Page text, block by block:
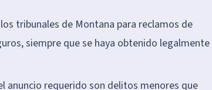
tribunales de Montana para reclamos de
siempre que se haya obtenido legalmente
anuncio requerido son delitos menores que